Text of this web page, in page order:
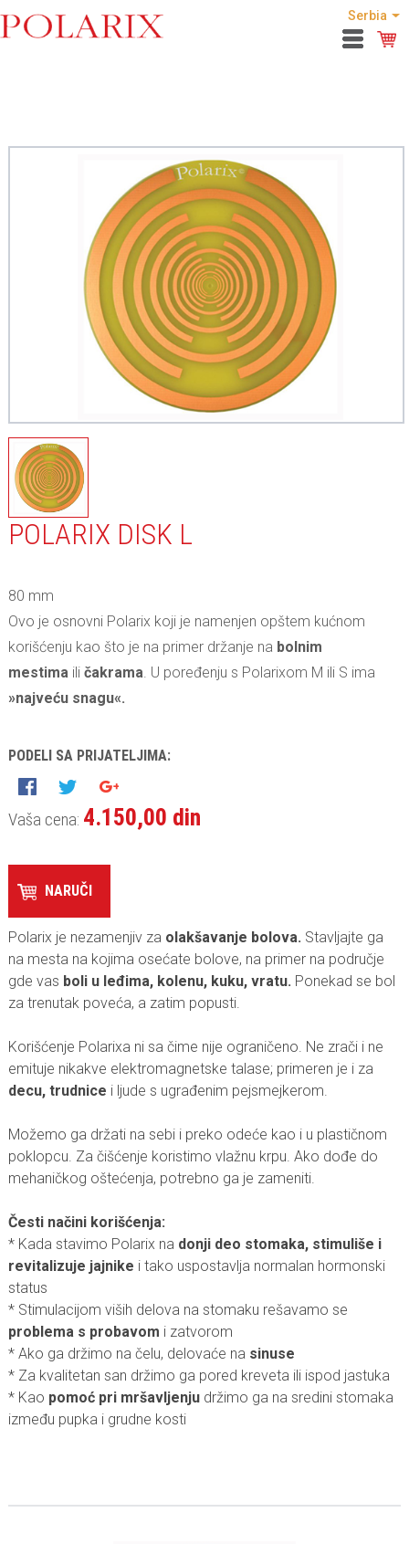
Serbia
POLARIX DISK L
80 mm
Ovo je osnovni Polarix koji je namenjen opštem kućnom
korišćenju kao što je na primer držanje na bolnim
mestimaili čakrama. U poređenju s Polarixom M ili S ima
»najveću snagu«.
PODELI SA PRIJATELJIMA:
Vaša cena: 4.150,00 din
NARUČI
Polarix je nezamenjiv za olakšavanje bolova. Stavljajte ga
na mesta na kojima osećate bolove, na primer na područje
gde vas boli u leđima, kolenu, kuku, vratu. Ponekad se bol
za trenutak poveća, a zatim popusti.
Korišćenje Polarixa ni sa čime nije ograničeno. Ne zrači i ne
emituje nikakve elektromagnetske talase; primeren je i za
decu, trudnice i ljude s ugrađenim pejsmejkerom.
Možemo ga držati na sebi i preko odeće kao i u plastičnom
poklopcu. Za čišćenje koristimo vlažnu krpu. Ako dođe do
mehaničkog oštećenja, potrebno ga je zameniti.
Česti načini korišćenja:
* Kada stavimo Polarix na donji deo stomaka, stimuliše i
revitalizuje jajnike i tako uspostavlja normalan hormonski
status
* Stimulacijom viših delova na stomaku rešavamo se
problema s probavom i zatvorom
* Ako ga držimo na čelu, delovaće na sinuse
* Za kvalitetan san držimo ga pored kreveta ili ispod jastuka
* Kao pomoć pri mršavljenjudržimo ga na sredini stomaka
između pupka i grudne kosti